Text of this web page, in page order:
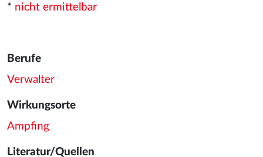
* nicht ermittelbar
Berufe
Verwalter
Wirkungsorte
Ampfing
Literatur/Quellen